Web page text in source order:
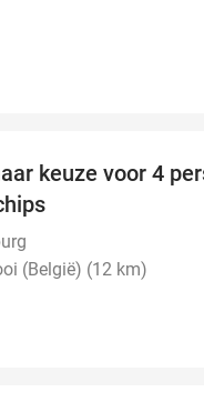
keuze voor 4
(België) (12 km)